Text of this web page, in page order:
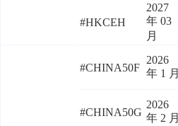
#HKCEH
2027
年 03
月
#CHINA50F
2026
年 1 月
#CHINA50G
2026
年 2 月